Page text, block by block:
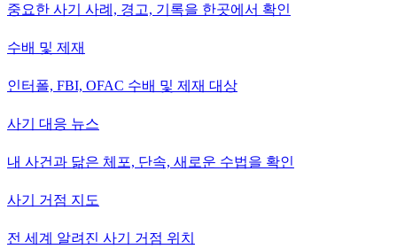
중요한 사기 사례, 경고, 기록을 한곳에서 확인
수배 및 제재
인터폴, FBI, OFAC 수배 및 제재 대상
사기 대응 뉴스
내 사건과 닮은 체포, 단속, 새로운 수법을 확인
사기 거점 지도
전 세계 알려진 사기 거점 위치